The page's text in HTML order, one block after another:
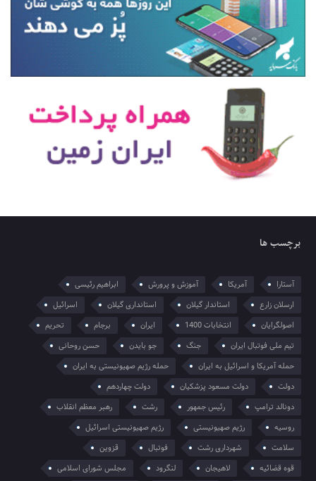
برچسب ها
آستارا آمریکا آموزش و پرورش
ابراهیم رئیسی
ارسلان زارع
استاندار گیلان استانداری گیلان
اسرائیل
اصولگرایان
انتخابات 1400 ایران برجام
تحریم
تیم ملی فوتبال ایران
جنگ جو بایدن
حسن روحانی
حمله آمریکا و اسرائیل به ایران
حمله رژیم صهیونیستی به ایران
دولت
دولت مسعود پزشکیان
دولت چهاردهم
دونالد ترامپ
رئیس جمهور رشت
رهبر معظم انقلاب
روسیه
رژیم صهیونیستی
رژیم صهیونیستی اسرائیل
سلامت
شهرداری رشت فوتبال
قزوین
قوه قضائیه
لاهیجان لنگرود مجلس شورای اسلامی